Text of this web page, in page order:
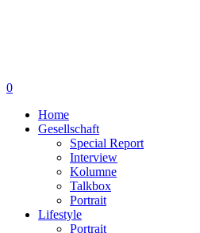
0
Home
Gesellschaft
Special Report
Interview
Kolumne
Talkbox
Portrait
Lifestyle
Portrait